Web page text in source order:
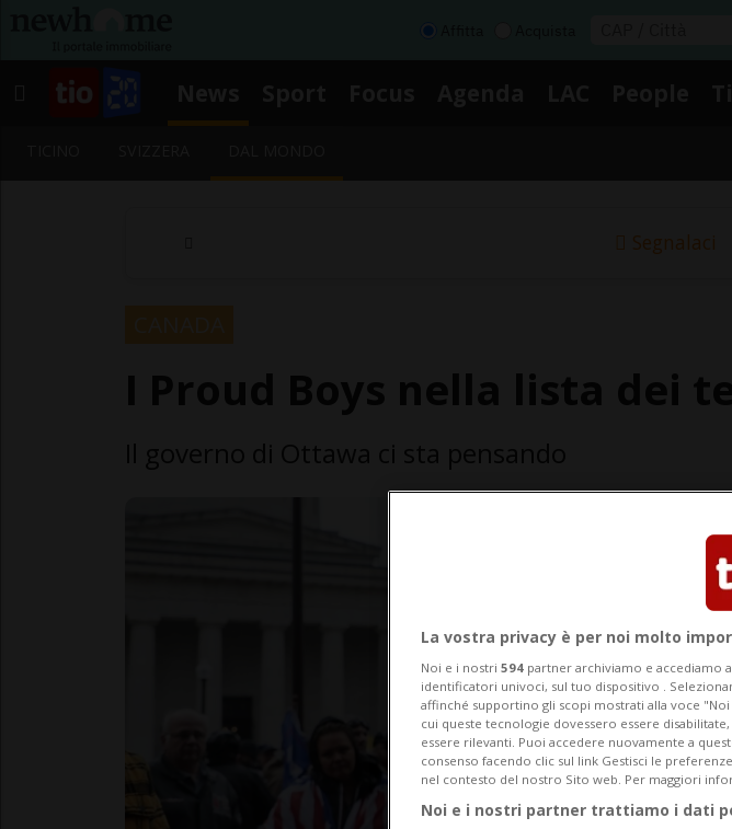
Segnalaci
La vostra privacy è per noi molto
Noi e i nostri 594 partner archiviamo e accediamo
identificatori univoci, sul tuo dispositivo .
affinché supportino gli scopi mostrati alla voce
cui queste tecnologie dovessero essere
essere rilevanti. Puoi accedere nuovamente a
consenso facendo clic sul link Gestisci le
nel contesto del nostro Sito web. Per maggiori
Noi e i nostri partner trattiamo i dati